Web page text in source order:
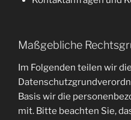
Maßgebliche
Im Folgenden teilen wir
Basis wir die
mit. Bitte beachten Sie,